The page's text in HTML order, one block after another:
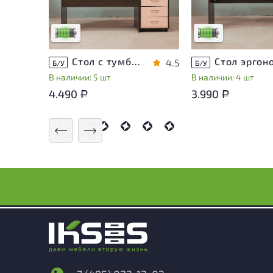
Низкая степень износа
Б/У Стол с тумбой ЛДСП Венге
В наличии: 5 шт
4.5
4.490 Р
на удобство его
использования
Низкая степень
Б/У
В наличии: 4 шт
3.990 Р